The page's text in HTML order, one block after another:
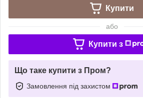
Купити
або
Купити з
Що таке купити з Пром?
Замовлення під захистом